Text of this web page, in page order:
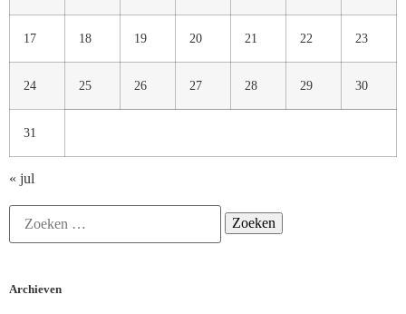
17 18 19 20 21 22 23
24 25 26 27 28 29 30
31
« jul
Archieven